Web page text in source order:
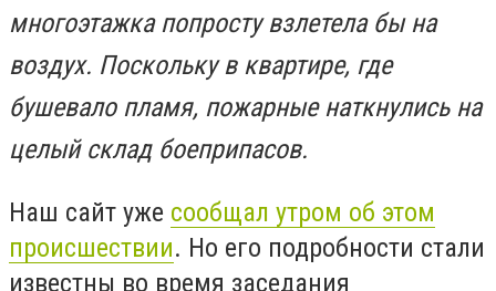
многоэтажка попросту взлетела бы на
воздух. Поскольку в квартире, где
бушевало пламя, пожарные наткнулись на
целый склад боеприпасов.
Наш сайт уже сообщал утром об этом
происшествии. Но его подробности стали
известны во время заседания